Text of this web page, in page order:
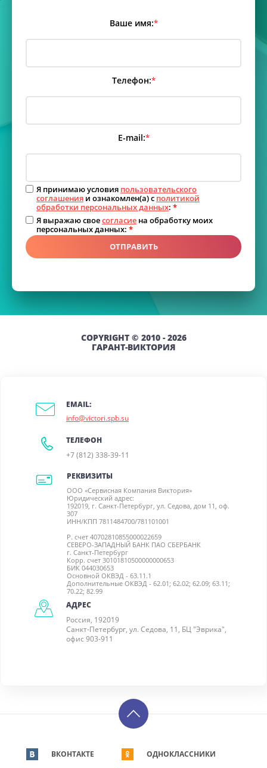
Ваше имя:*
Телефон:*
E-mail:*
Я принимаю условия пользовательского
соглашения и ознакомлен(а) с политикой
обработки персональных данных: *
Я выражаю своесогласие на обработку моих
персональных данных: *
ОТПРАВИТЬ
COPYRIGHT © 2010 - 2026
ГАРАНТ-ВИКТОРИЯ
АДРЕС
Россия, 192019
Санкт-Петербург, ул. Седова, 11, БЦ "Эврика",
офис 903-911
EMAIL:
info@victori.spb.su
ТЕЛЕФОН
+7 (812) 338-39-11
РЕКВИЗИТЫ
ООО «Сервисная Компания Виктория»
Юридический адрес:
192019, г. Санкт-Петербург, ул. Седова, дом 11, оф.
307
ИНН/КПП 7811484700/781101001
Р. счет 40702810855000022659
СЕВЕРО-ЗАПАДНЫЙ БАНК ПАО СБЕРБАНК
г. Санкт-Петербург
Корр. счет 30101810500000000653
БИК 044030653
Основной ОКВЭД - 63.11.1
Дополнительные ОКВЭД - 62.01; 62.02; 62.09; 63.11;
70.22; 82.99
ВКОНТАКТЕ ОДНОКЛАССНИКИ